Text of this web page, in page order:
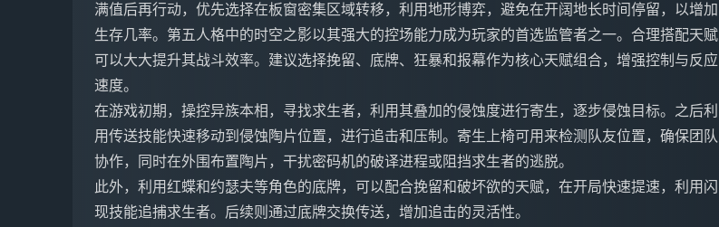
满值后再行动，优先选择在板窗密集区域转移，利用地形博弈，避免在开阔地长时间停留，以增加
生存几率。第五人格中的时空之影以其强大的控场能力成为玩家的首选监管者之一。合理搭配天赋
可以大大提升其战斗效率。建议选择挽留、底牌、狂暴和报幕作为核心天赋组合，增强控制与反应
速度。
在游戏初期，操控异族本相，寻找求生者，利用其叠加的侵蚀度进行寄生，逐步侵蚀目标。之后利
用传送技能快速移动到侵蚀陶片位置，进行追击和压制。寄生上椅可用来检测队友位置，确保团队
协作，同时在外围布置陶片，干扰密码机的破译进程或阻挡求生者的逃脱。
此外，利用红蝶和约瑟夫等角色的底牌，可以配合挽留和破坏欲的天赋，在开局快速提速，利用闪
现技能追捕求生者。后续则通过底牌交换传送，增加追击的灵活性。